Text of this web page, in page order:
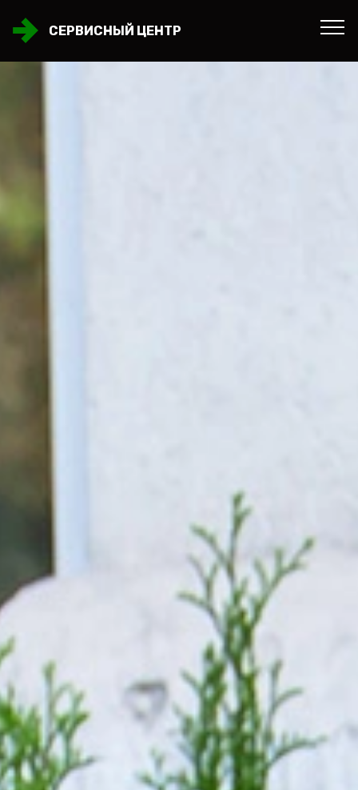
СЕРВИСНЫЙ ЦЕНТР